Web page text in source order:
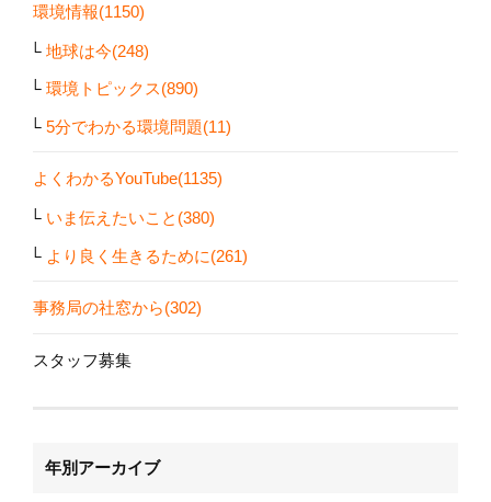
環境情報(1150)
地球は今(248)
環境トピックス(890)
5分でわかる環境問題(11)
よくわかるYouTube(1135)
いま伝えたいこと(380)
より良く生きるために(261)
事務局の社窓から(302)
スタッフ募集
年別アーカイブ